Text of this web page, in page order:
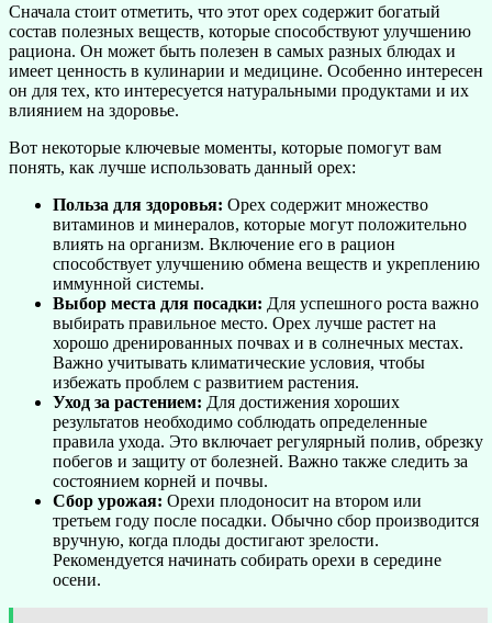
Сначала стоит отметить, что этот орех содержит богатый
состав полезных веществ, которые способствуют улучшению
рациона. Он может быть полезен в самых разных блюдах и
имеет ценность в кулинарии и медицине. Особенно интересен
он для тех, кто интересуется натуральными продуктами и их
влиянием на здоровье.
Вот некоторые ключевые моменты, которые помогут вам
понять, как лучше использовать данный орех:
Польза для здоровья: Орех содержит множество
витаминов и минералов, которые могут положительно
влиять на организм. Включение его в рацион
способствует улучшению обмена веществ и укреплению
иммунной системы.
Выбор места для посадки: Для успешного роста важно
выбирать правильное место. Орех лучше растет на
хорошо дренированных почвах и в солнечных местах.
Важно учитывать климатические условия, чтобы
избежать проблем с развитием растения.
Уход за растением: Для достижения хороших
результатов необходимо соблюдать определенные
правила ухода. Это включает регулярный полив, обрезку
побегов и защиту от болезней. Важно также следить за
состоянием корней и почвы.
Сбор урожая: Орехи плодоносит на втором или
третьем году после посадки. Обычно сбор производится
вручную, когда плоды достигают зрелости.
Рекомендуется начинать собирать орехи в середине
осени.